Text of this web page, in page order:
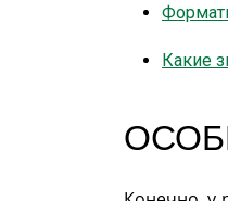
Какие